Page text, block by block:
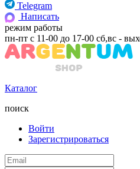
Telegram
Написать
режим работы
пн-пт с 11-00 до 17-00 сб,вс -
Каталог
поиск
Войти
Зарегистрироваться